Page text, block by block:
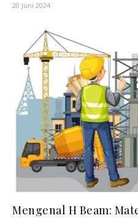
20 Juni 2024
Mengenal H Beam: